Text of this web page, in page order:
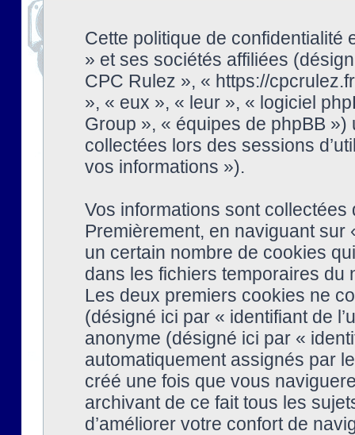
Cette politique de confidentialité
» et ses sociétés affiliées
CPC Rulez », « https://
», « eux », « leur », « logiciel
Group », « équipes de phpBB
collectées lors des sessions
vos informations »).
Vos informations sont
Premièrement, en naviguant
un certain nombre de cookies
dans les fichiers temporaires du
Les deux premiers cookies ne
(désigné ici par « identifiant de
anonyme (désigné ici par «
automatiquement assignés par
créé une fois que vous
archivant de ce fait tous les
d’améliorer votre confort de